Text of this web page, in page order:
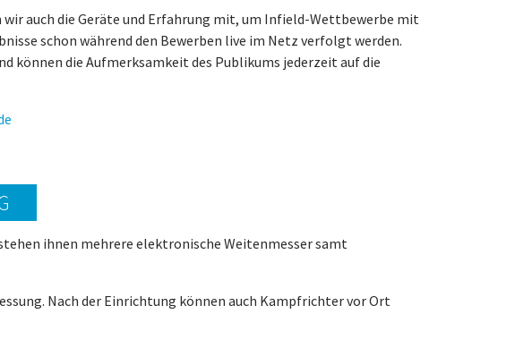
auch die Geräte und Erfahrung mit, um Infield-Wettbewerbe mit
schon während den Bewerben live im Netz verfolgt werden.
können die Aufmerksamkeit des Publikums jederzeit auf die
ihnen mehrere elektronische Weitenmesser samt
Nach der Einrichtung können auch Kampfrichter vor Ort